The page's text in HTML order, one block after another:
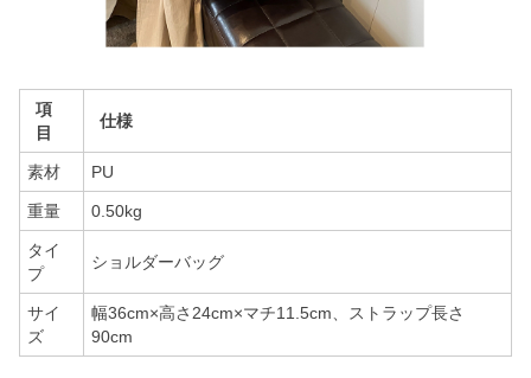
項
目
仕様
素材 PU
重量 0.50kg
タイ
プ
ショルダーバッグ
サイ
ズ
幅36cm×高さ24cm×マチ11.5cm、ストラップ長さ
90cm